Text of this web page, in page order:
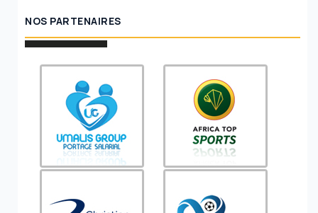
NOS PARTENAIRES